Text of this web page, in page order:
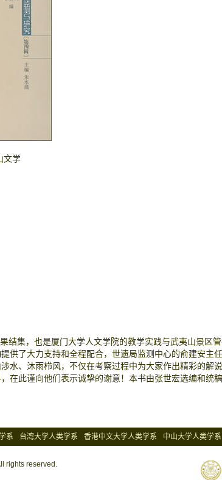
文学
结集，也是厦门大学人文学院的教学实践与武夷山景区
供了大力支持和全程配合，世遗局监测中心的俞建安主
水、沐雨栉风，不仅在考察过程中为大家作出精彩的解
在此谨向他们表示诚挚的谢意！本书由张世宏选编和统
系 台湾大学人类学系 香港中文大学人类学系
中山大学人类学系
rights reserved.